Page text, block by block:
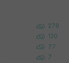
278
120
77
7